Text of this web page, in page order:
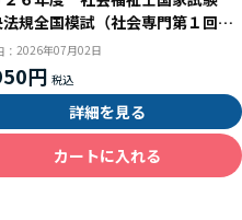
法規全国模試（社会専門第１回
2026年07月02日
円
詳細を見る
カートに入れる